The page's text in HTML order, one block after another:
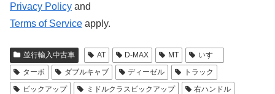
Privacy Policy and
Terms of Service apply.
並行輸入中古車 AT D-MAX MT
いすゞ
ターボ
ダブルキャブ ディーゼル
トラック
ピックアップ
ミドルクラスピックアップ
右ハンドル